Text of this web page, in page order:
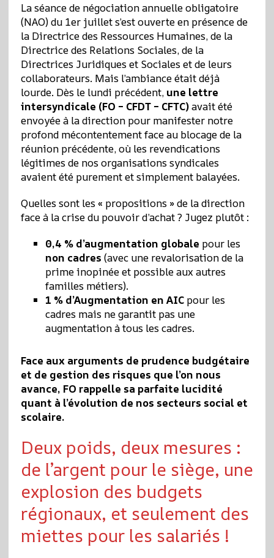
La séance de négociation annuelle obligatoire
(NAO) du 1er juillet s’est ouverte en présence de
la Directrice des Ressources Humaines, de la
Directrice des Relations Sociales, de la
Directrices Juridiques et Sociales et de leurs
collaborateurs. Mais l’ambiance était déjà
lourde. Dès le lundi précédent,une lettre
intersyndicale (FO – CFDT – CFTC)avait été
envoyée à la direction pour manifester notre
profond mécontentement face au blocage de la
réunion précédente, où les revendications
légitimes de nos organisations syndicales
avaient été purement et simplement balayées.
Quelles sont les « propositions » de la direction
face à la crise du pouvoir d’achat ? Jugez plutôt :
0,4 % d’augmentation globale pour les
non cadres (avec une revalorisation de la
prime inopinée et possible aux autres
familles métiers).
1 % d’Augmentation en AICpour les
cadres mais ne garantit pas une
augmentation à tous les cadres.
Face aux arguments de prudence budgétaire
et de gestion des risques que l’on nous
avance, FO rappelle sa parfaite lucidité
quant à l’évolution de nos secteurs social et
scolaire.
Deux poids, deux mesures :
de l’argent pour le siège, une
explosion des budgets
régionaux, et seulement des
miettes pour les salariés !